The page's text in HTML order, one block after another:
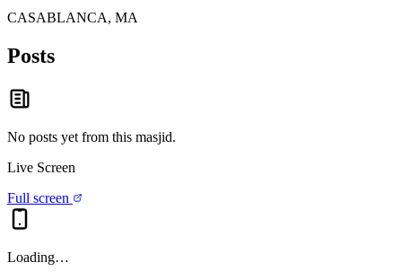
CASABLANCA, MA
Posts
No posts yet from this masjid.
Live Screen
Full screen
Loading…